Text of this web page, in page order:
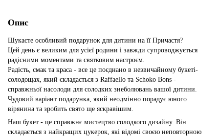
Опис
Шукаєте особливий подарунок для дитини на її Причастя?
Цей день є великим для усієї родини і завжди супроводжується
радісними моментами та святковим настроєм.
Радість, смак та краса - все це поєднано в незвичайному букеті-
солодощах, який складається з Raffaello та Schoko Bons -
справжньої насолоди для солодких знеболювань вашої дитини.
Чудовий варіант подарунка, який неодмінно порадує юного
вірянина та зробить свято ще яскравішим.
Наш букет - це справжнє мистецтво солодкого дизайну. Він
складається з найкращих цукерок, які відомі своєю неповторною